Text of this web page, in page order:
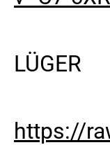
LÜGER
https://